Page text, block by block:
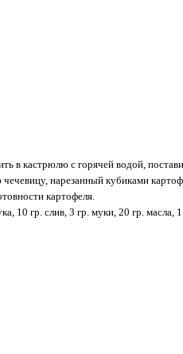
в кастрюлю с горячей водой,
нарезанный кубиками
картофеля.
10 гр. слив, 3 гр. муки, 20 гр. масла,